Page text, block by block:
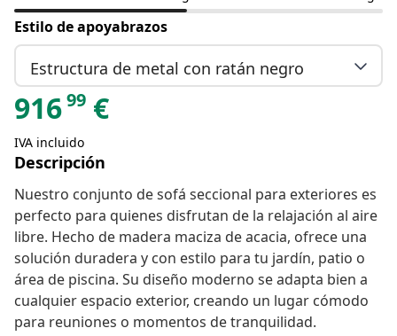
Estilo de apoyabrazos
Estructura de metal con ratán negro
91699 €
IVA incluido
Descripción
Nuestro conjunto de sofá seccional para exteriores es
perfecto para quienes disfrutan de la relajación al aire
libre. Hecho de madera maciza de acacia, ofrece una
solución duradera y con estilo para tu jardín, patio o
área de piscina. Su diseño moderno se adapta bien a
cualquier espacio exterior, creando un lugar cómodo
para reuniones o momentos de tranquilidad.